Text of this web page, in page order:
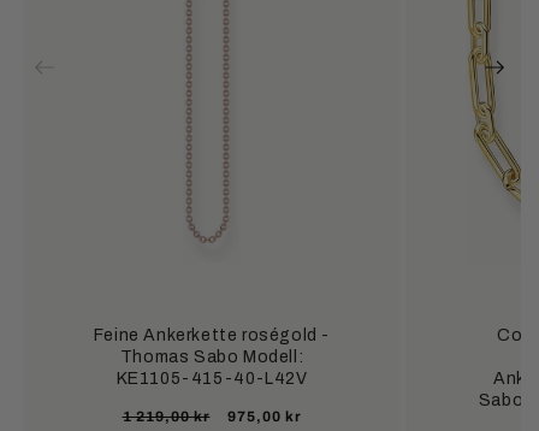
Feine Ankerkette roségold -
Thomas Sabo Modell:
KE1105-415-40-L42V
Ordinarie
1 219,00 kr Försäljningspris
975,00 kr
Sabo